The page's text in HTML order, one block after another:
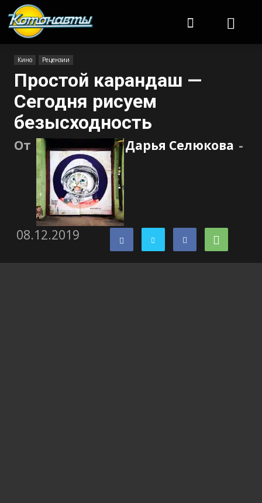
Кино Рецензии
Простой карандаш —
Сегодня рисуем
безысходность
От Дарья Селюкова -
08.12.2019